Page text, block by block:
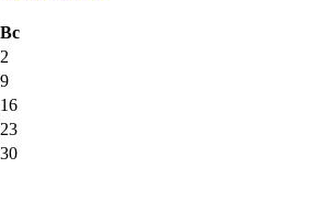
Вс
2
9
16
23
30